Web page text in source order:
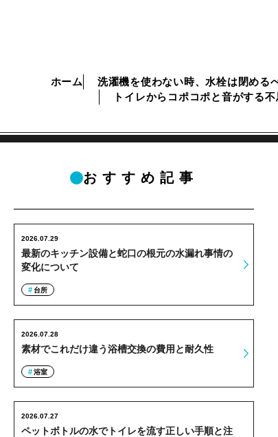
ホーム 洗濯機を使わない時、水栓は閉める
トイレからコポコポと音がする
おすすめ記事
最新のキッチン設備と蛇口の根元の水漏れ事情の
変化について
2026.07.29
台所
素材でこれだけ違う浴槽交換の費用と耐久性
2026.07.28
浴室
ペットボトルの水でトイレを流す正しい手順と注
2026.07.27